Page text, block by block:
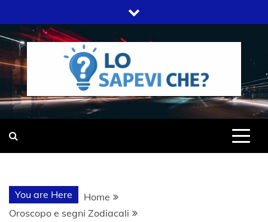
to
content
LO SAPEVI
CHE?
SITO WEB DEL GRUPPO LIFELIVE
You are Here
Home
Oroscopo e segni Zodiacali